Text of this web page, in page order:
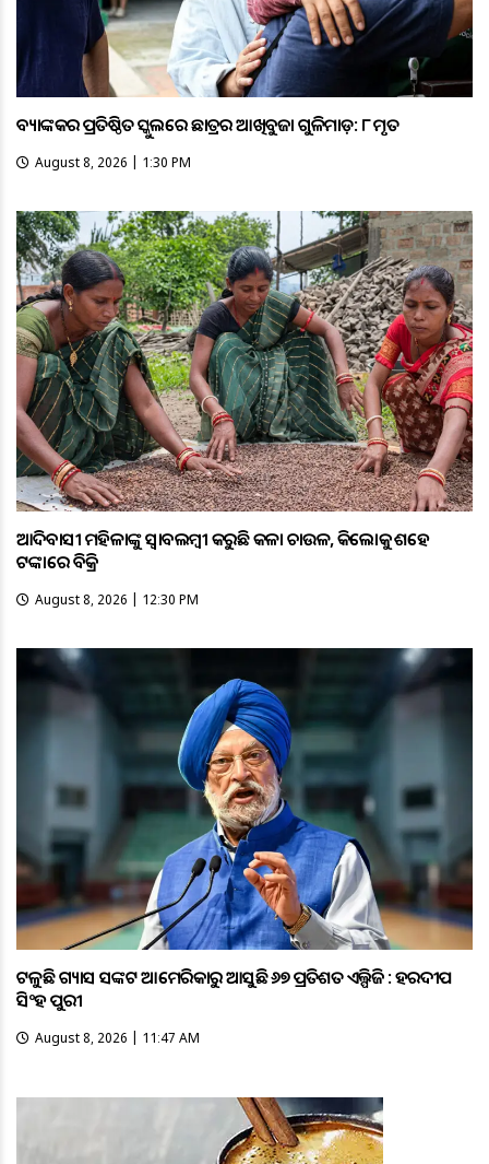
ବ୍ୟାଙ୍କକର ପ୍ରତିଷ୍ଠିତ ସ୍କୁଲରେ ଛାତ୍ରର ଆଖିବୁଜା ଗୁଳିମାଡ଼: ୮ ମୃତ
August 8, 2026 | 1:30 PM
ଆଦିବାସୀ ମହିଳାଙ୍କୁ ସ୍ଵାବଲମ୍ଵୀ କରୁଛି କଳା ଚାଉଳ, କିଲୋକୁ ଶହେ
ଟଙ୍କାରେ ବିକ୍ରି
August 8, 2026 | 12:30 PM
ଟଳୁଛି ଗ୍ୟାସ ସଙ୍କଟ ଆମେରିକାରୁ ଆସୁଛି ୬୭ ପ୍ରତିଶତ ଏଲ୍ପିଜି : ହରଦୀପ
ସିଂହ ପୁରୀ
August 8, 2026 | 11:47 AM